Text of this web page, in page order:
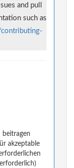
and pull
such as
beitragen
akzeptable